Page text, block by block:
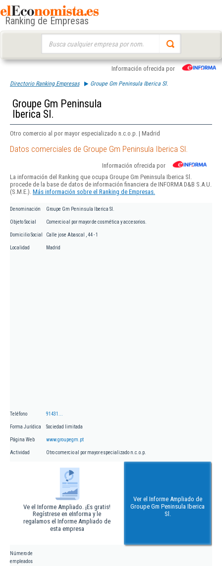
Ranking de Empresas
Información ofrecida por
Directorio Ranking Empresas Groupe Gm Peninsula Iberica Sl.
Groupe Gm Peninsula
Iberica Sl.
Otro comercio al por mayor especializado n.c.o.p. | Madrid
Datos comerciales de Groupe Gm Peninsula Iberica Sl.
Información ofrecida por
La información del Ranking que ocupa Groupe Gm Peninsula Iberica Sl.
procede de la base de datos de información financiera de INFORMA D&B S.A.U.
(S.M.E.). Más información sobre el Ranking de Empresas.
Denominación Groupe Gm Peninsula Iberica Sl.
Objeto Social Comercio al por mayor de cosmética y accesorios.
Domicilio Social Calle jose Abascal , 44 - 1
Localidad Madrid
Teléfono 91431...
Forma Jurídica Sociedad limitada
Página Web www.groupegm.pt
Actividad Otro comercio al por mayor especializado n.c.o.p.
Ve el Informe Ampliado. ¡Es gratis!
Regístrese en eInforma y le
regalamos el Informe Ampliado de
esta empresa
Ver el Informe Ampliado de
Groupe Gm Peninsula Iberica
Sl.
Número de
empleados